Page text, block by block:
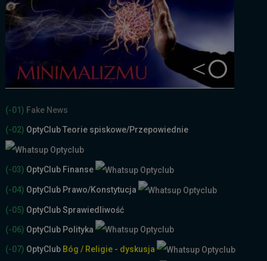
(-01) Fake News
(-02) OptyClub Teorie spiskowe/Przepowiednie
(-03) OptyClub Finanse
(-04) OptyClub Prawo/Konstytucja
(-05) OptyClub Sprawiedliwość
(-06) OptyClub Polityka
(-07) OptyClub Bóg / Religie - dyskusja